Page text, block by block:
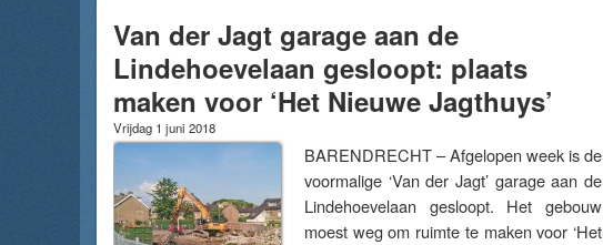
Van der Jagt garage aan de
Lindehoevelaan gesloopt: plaats
maken voor ‘Het Nieuwe Jagthuys’
Vrijdag 1 juni 2018
BARENDRECHT – Afgelopen week is de
voormalige ‘Van der Jagt’ garage aan de
Lindehoevelaan gesloopt. Het gebouw
moest weg om ruimte te maken voor ‘Het